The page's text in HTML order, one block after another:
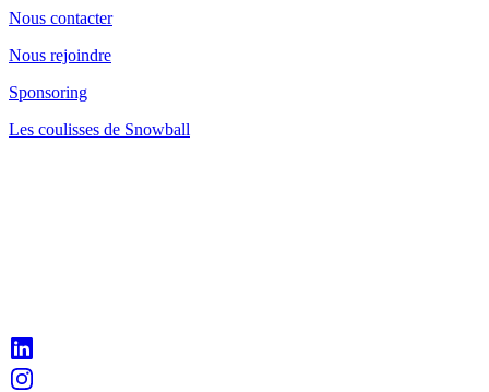
Nous contacter
Nous rejoindre
Sponsoring
Les coulisses de Snowball